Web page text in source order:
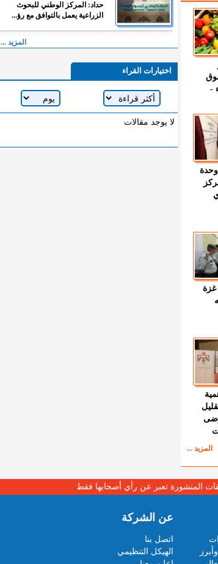
-
وحدة
المزيد ...
حداد: المركز الوطني للبحوث
الزراعية يعمل بالتوافق مع رؤ...
المزيد ...
اختيارات القراء
لا يوجد مقالات
المنشورة تعبر عن رأي أصحابها فقط
عن الشركة
اتصل بنا
الهيكل التنظيمي